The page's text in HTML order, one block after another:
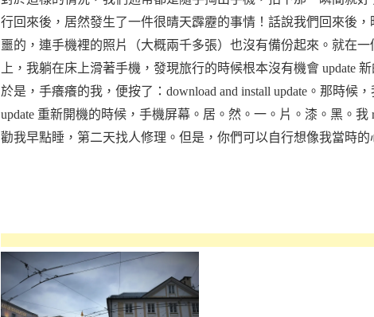
行回來後，居然發生了一件很晴天霹靂的事情！話說我們回來後
噩的，連手機裡的照片（大概兩千多張）也沒有備份起來。就在
上，我躺在床上滑著手機，發現旅行的時候根本沒有機會 update
於是，手癢癢的我，便按了：download and install update。那時
update 重新開機的時候，手機屏幕。居。然。一。片。漆。黑。我
勸我早點睡，第二天找人修理。但是，你們可以自行想像我當時的